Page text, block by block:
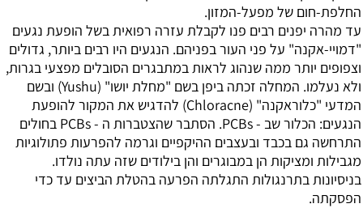
החלפת-חום של מפעל-המזון.
עד מהרה יפנים רבים פנו לקבלת עזרה רפואית בשל הופעת נגעים
"דמויי-אקנה" על פני העור בפניהם. הנגעים היו רבים ביותר, גדולים
וצפופים יותר ממה שנהוג לראות במתבגרים הסובלים מפצעי בגרות,
ולא נעלמו. המחלה זכתה ביפן בשם "מחלת יושו" (Yushu) ובשם
המדעי "כלוראקנה" (Chloracne) להדגיש את המקור להופעת
הנגעים: הכלור שב - PCBs. הסתבר שהצטברות ה - PCBs בחולים
התרחשה גם בכבד ובעצבים ההיקפיים וגרמה להפרעות פתולוגיות
מגבילות ומציקות הן במבוגרים והן בילודים שזה עתה נולדו.
בניסיונות בתרנגולות התגלתה הפרעה בהטלת הביצים עד כדי
הפסקתה.